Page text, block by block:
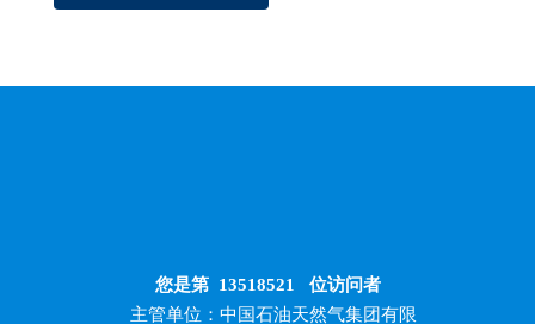
您是第 13518521 位访问者
主管单位：中国石油天然气集团有限